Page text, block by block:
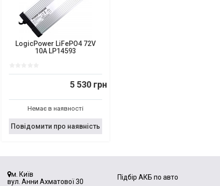
LogicPower LiFePO4 72V
10A LP14593
5 530 грн
Немає в наявності
Повідомити про наявність
м. Київ
вул. Анни Ахматової 30
Підбір АКБ по авто